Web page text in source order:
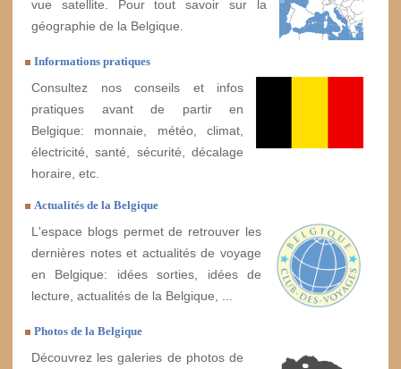
vue satellite. Pour tout savoir sur la
géographie de la Belgique.
Informations pratiques
Consultez nos conseils et infos
pratiques avant de partir en
Belgique: monnaie, météo, climat,
électricité, santé, sécurité, décalage
horaire, etc.
Actualités de la Belgique
L'espace blogs permet de retrouver les
dernières notes et actualités de voyage
en Belgique: idées sorties, idées de
lecture, actualités de la Belgique, ...
Photos de la Belgique
Découvrez les galeries de photos de